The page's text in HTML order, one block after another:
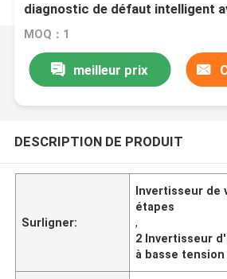
diagnostic de défaut intelligent
fonction de vitesse à plusieurs
MOQ：1
meilleur prix
DESCRIPTION DE PRODUIT
Surligner:
Invertisseur de
étapes
,
2 Invertisseur
à basse tension